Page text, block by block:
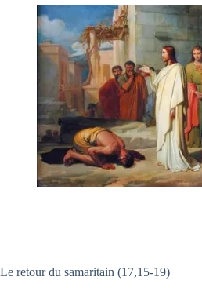
Le retour du samaritain (17,15-19)